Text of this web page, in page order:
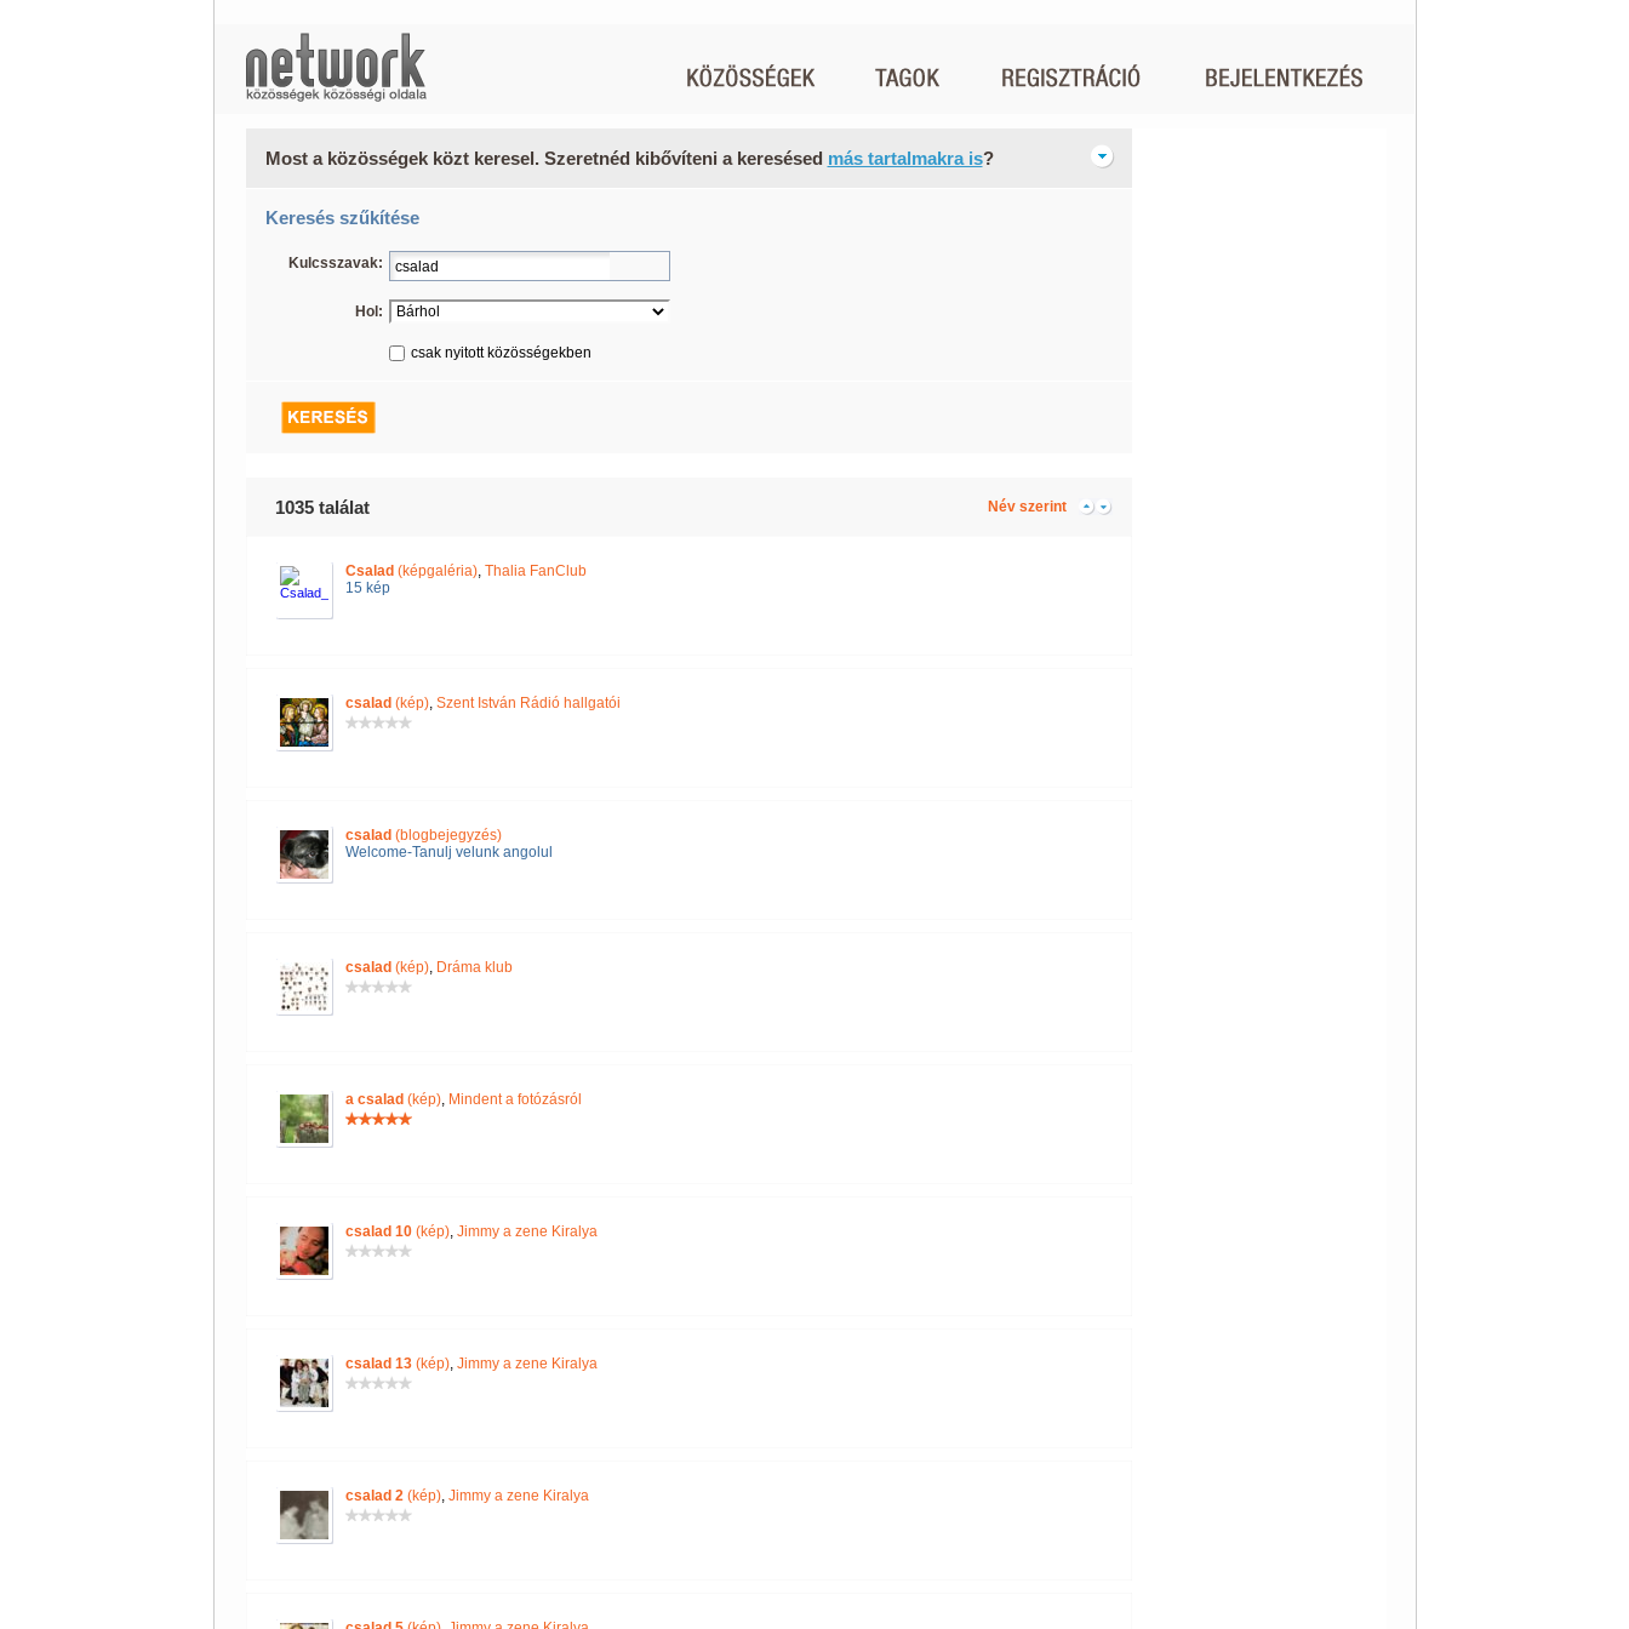
Most a közösségek közt keresel. Szeretnéd kibővíteni a keresésed más tartalmakra is?
Keresés szűkítése
Kulcsszavak:
Hol:
csak nyitott közösségekben
1035 találat Név szerint
Csalad (képgaléria), Thalia FanClub
15 kép
csalad (kép), Szent István Rádió hallgatói
csalad (blogbejegyzés)
Welcome-Tanulj velunk angolul
csalad (kép), Dráma klub
a csalad (kép), Mindent a fotózásról
csalad 10(kép), Jimmy a zene Kiralya
csalad 13(kép), Jimmy a zene Kiralya
csalad 2(kép), Jimmy a zene Kiralya